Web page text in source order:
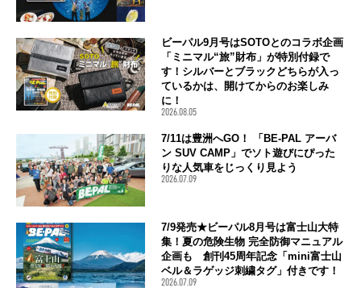
ビーパル9月号はSOTOとのコラボ企画
「ミニマル“旅”財布」が特別付録で
す！シルバーとブラックどちらが入っ
ているかは、開けてからのお楽しみ
に！
2026.08.05
7/11は豊洲へGO！ 「BE-PAL アーバ
ン SUV CAMP」でソト遊びにぴった
りな人気車をじっくり見よう
2026.07.09
7/9発売★ビーパル8月号は富士山大特
集！夏の危険生物 完全防御マニュアル
企画も 創刊45周年記念「mini富士山
ベル＆ラゲッジ刺繍タグ」付きです！
2026.07.09